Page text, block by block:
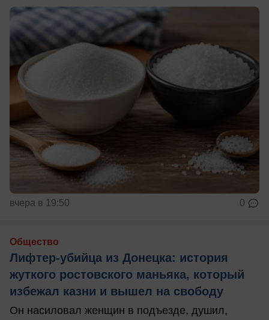
вчера в 19:50 0
Общество
Лифтер-убийца из Донецка: история
жуткого ростовского маньяка, который
избежал казни и вышел на свободу
Он насиловал женщин в подъезде, душил,